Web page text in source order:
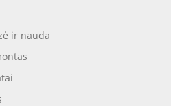
ir nauda